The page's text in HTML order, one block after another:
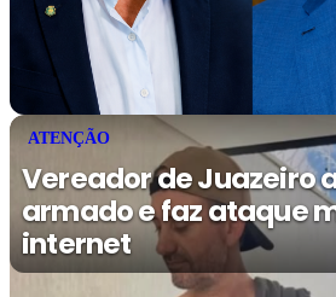
ATENÇÃO
Vereador de Juazeiro
armado e faz ataque
internet